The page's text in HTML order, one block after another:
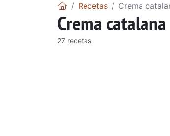
Recetas Crema
Crema catalana
27 recetas